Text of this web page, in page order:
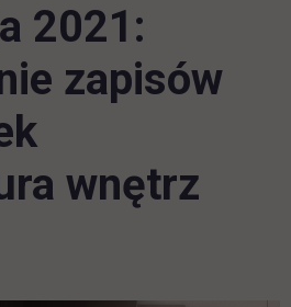
2021:
zapisów
wnętrz